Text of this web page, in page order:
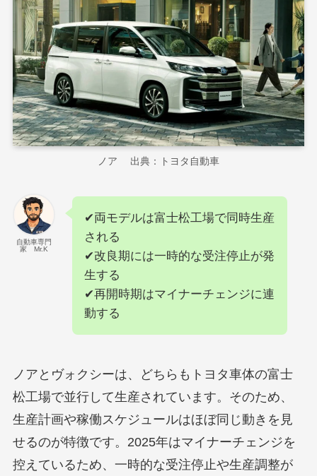
ノア 出典：トヨタ自動車
自動車専門
家 Mr.K
✔両モデルは富士松工場で同時生産
される
✔改良期には一時的な受注停止が発
生する
✔再開時期はマイナーチェンジに連
動する
ノアとヴォクシーは、どちらもトヨタ車体の富士
松工場で並行して生産されています。そのため、
生産計画や稼働スケジュールはほぼ同じ動きを見
せるのが特徴です。2025年はマイナーチェンジを
控えているため、一時的な受注停止や生産調整が